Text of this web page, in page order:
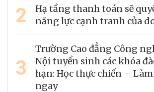
2
Hạ tầng thanh toán sẽ
năng lực cạnh tranh của
3
Trường Cao đẳng Công
Nội tuyển sinh các khóa
hạn: Học thực chiến – Làm
ngay